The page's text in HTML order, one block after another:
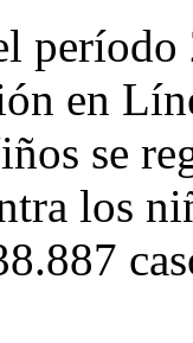
en
se
los